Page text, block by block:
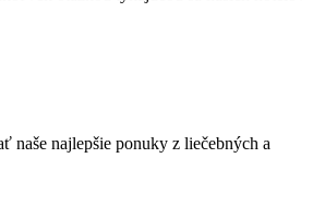
naše najlepšie ponuky z liečebných a